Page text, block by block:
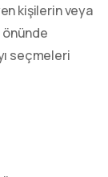
kişilerin veya
önünde
seçmeleri